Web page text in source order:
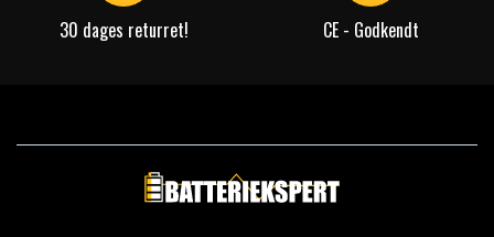
30 dages returret! CE - Godkendt